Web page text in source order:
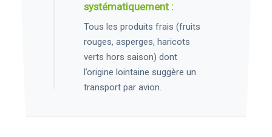
systématiquement :
Tous les produits frais (fruits
rouges, asperges, haricots
verts hors saison) dont
l’origine lointaine suggère un
transport par avion.